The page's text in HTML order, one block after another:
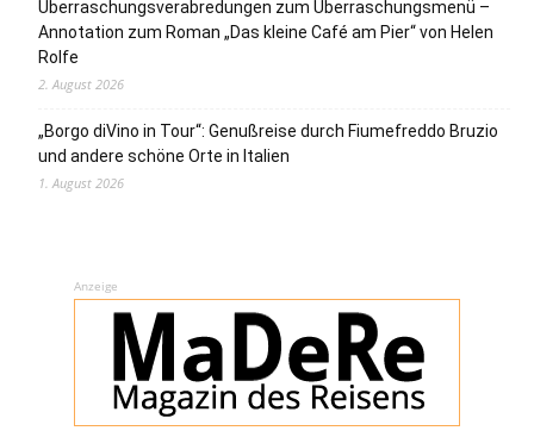
Überraschungsverabredungen zum Überraschungsmenü –
Annotation zum Roman „Das kleine Café am Pier“ von Helen
Rolfe
2. August 2026
„Borgo diVino in Tour“: Genußreise durch Fiumefreddo Bruzio
und andere schöne Orte in Italien
1. August 2026
Anzeige